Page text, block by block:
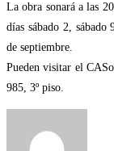
La obra sonará a las
días sábado 2,
de septiembre.
Pueden visitar el
985, 3º piso.